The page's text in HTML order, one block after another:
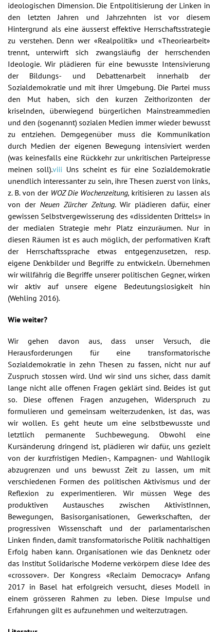
ideologischen Dimension. Die Entpolitisierung der Linken in
den letzten Jahren und Jahrzehnten ist vor diesem
Hintergrund als eine äusserst effektive Herrschaftsstrategie
zu verstehen. Denn wer «Realpolitik» und «Theoriearbeit»
trennt, unterwirft sich zwangsläufig der herrschenden
Ideologie. Wir plädieren für eine bewusste Intensivierung
der Bildungs- und Debattenarbeit innerhalb der
Sozialdemokratie und mit ihrer Umgebung. Die Partei muss
den Mut haben, sich den kurzen Zeithorizonten der
kriselnden, überwiegend bürgerlichen Mainstreammedien
und den (sogenannt) sozialen Medien immer wieder bewusst
zu entziehen. Demgegenüber muss die Kommunikation
durch Medien der eigenen Bewegung intensiviert werden
(was keinesfalls eine Rückkehr zur unkritischen Parteipresse
meinen soll).viii Uns scheint es für eine Sozialdemokratie
unendlich interessanter zu sein, ihre Thesen zuerst von links,
z. B. von der WOZ Die Wochenzeitung, kritisieren zu lassen als
von der Neuen Zürcher Zeitung.Wir plädieren dafür, einer
gewissen Selbstvergewisserung des «dissidenten Drittels» in
der medialen Strategie mehr Platz einzuräumen. Nur in
diesen Räumen ist es auch möglich, der performativen Kraft
der Herrschaftssprache etwas entgegenzusetzen, resp.
eigene Denkbilder und Begriffe zu entwickeln. Übernehmen
wir willfährig die Begriffe unserer politischen Gegner, wirken
wir aktiv auf unsere eigene Bedeutungslosigkeit hin
(Wehling 2016).
Wie weiter?
Wir gehen davon aus, dass unser Versuch, die
Herausforderungen für eine transformatorische
Sozialdemokratie in zehn Thesen zu fassen, nicht nur auf
Zuspruch stossen wird. Und wir sind uns sicher, dass damit
lange nicht alle offenen Fragen geklärt sind. Beides ist gut
so. Diese offenen Fragen anzugehen, Widerspruch zu
formulieren und gemeinsam weiterzudenken, ist das, was
wir wollen. Es geht heute um eine selbstbewusste und
letztlich permanente Suchbewegung. Obwohl eine
Kursänderung dringend ist, plädieren wir dafür, uns gezielt
von der kurzfristigen Medien-, Kampagnen- und Wahllogik
abzugrenzen und uns bewusst Zeit zu lassen, um mit
verschiedenen Formen des politischen Aktivismus und der
Reflexion zu experimentieren. Wir müssen Wege des
produktiven Austausches zwischen AktivistInnen,
Bewegungen, Basisorganisationen, Gewerkschaften, der
progressiven Wissenschaft und der parlamentarischen
Linken finden, damit transformatorische Politik nachhaltigen
Erfolg haben kann. Organisationen wie das Denknetz oder
das Institut Solidarische Moderne verkörpern diese Idee des
«crossover». Der Kongress «Reclaim Democracy» Anfang
2017 in Basel hat erfolgreich versucht, dieses Modell in
einem grösseren Rahmen zu leben. Diese Impulse und
Erfahrungen gilt es aufzunehmen und weiterzutragen.